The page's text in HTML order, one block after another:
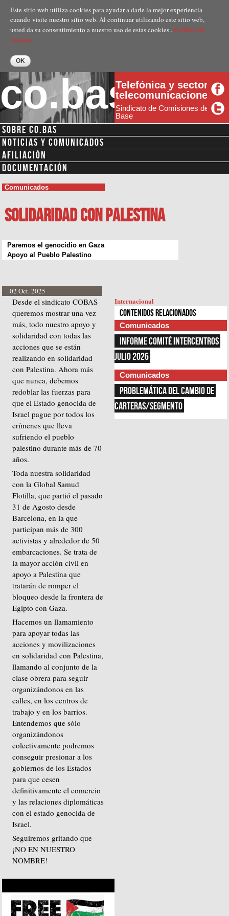
contenido
principal
Este sitio web utiliza cookies para ayudar a darle la mejor experiencia
cuando visite nuestro sitio web. Al continuar utilizando este sitio web,
usted da su consentimiento a nuestro uso de estas cookies .Politica de
cookies.
co.basTelefónica y sector
telecomunicaciones
Sindicato de Comisiones de
Base
SOBRE CO.BAS
NOTICIAS Y COMUNICADOS
AFILIACIÓN
DOCUMENTACIÓN
Comunicados
Solidaridad con Palestina
Paremos el genocidio en Gaza
Apoyo al Pueblo Palestino
02 Oct. 2025
Desde el sindicato COBAS
queremos mostrar una vez
más, todo nuestro apoyo y
solidaridad con todas las
acciones que se están
realizando en solidaridad
con Palestina. Ahora más
que nunca, debemos
redoblar las fuerzas para
que el Estado genocida de
Israel pague por todos los
crímenes que lleva
sufriendo el pueblo
palestino durante más de 70
años.
Toda nuestra solidaridad
con la Global Samud
Flotilla, que partió el pasado
31 de Agosto desde
Barcelona, en la que
participan más de 300
activistas y alrededor de 50
embarcaciones. Se trata de
la mayor acción civil en
apoyo a Palestina que
tratarán de romper el
bloqueo desde la frontera de
Egipto con Gaza.
Hacemos un llamamiento
para apoyar todas las
acciones y movilizaciones
en solidaridad con Palestina,
llamando al conjunto de la
clase obrera para seguir
organizándonos en las
calles, en los centros de
trabajo y en los barrios.
Entendemos que sólo
organizándonos
colectivamente podremos
conseguir presionar a los
gobiernos de los Estados
para que cesen
definitivamente el comercio
y las relaciones diplomáticas
con el estado genocida de
Israel.
Seguiremos gritando que
¡NO EN NUESTRO
NOMBRE!
Internacional
Contenidos relacionados
Comunicados
INFORME COMITÉ INTERCENTROS
JULIO 2026
Comunicados
PROBLEMÁTICA DEL CAMBIO DE
CARTERAS/SEGMENTO